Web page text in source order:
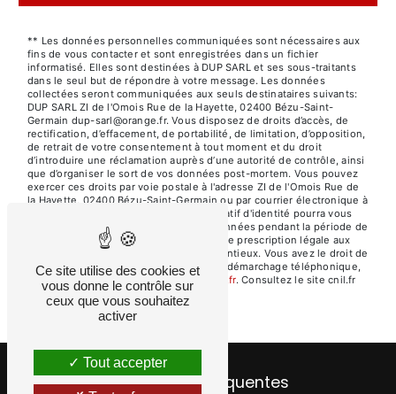
** Les données personnelles communiquées sont nécessaires aux
fins de vous contacter et sont enregistrées dans un fichier
informatisé. Elles sont destinées à DUP SARL et ses sous-traitants
dans le seul but de répondre à votre message. Les données
collectées seront communiquées aux seuls destinataires suivants:
DUP SARL ZI de l'Omois Rue de la Hayette, 02400 Bézu-Saint-
Germain dup-sarl@orange.fr. Vous disposez de droits d’accès, de
rectification, d’effacement, de portabilité, de limitation, d’opposition,
de retrait de votre consentement à tout moment et du droit
d’introduire une réclamation auprès d’une autorité de contrôle, ainsi
que d’organiser le sort de vos données post-mortem. Vous pouvez
exercer ces droits par voie postale à l'adresse ZI de l'Omois Rue de
la Hayette, 02400 Bézu-Saint-Germain ou par courrier électronique à
l'adresse dup-sarl@orange.fr. Un justificatif d'identité pourra vous
être demandé. Nous conservons vos données pendant la période de
prise de contact puis pendant la durée de prescription légale aux
fins probatoires et de gestion des contentieux. Vous avez le droit de
vous inscrire sur la liste d'opposition au démarchage téléphonique,
disponible à cette adresse: Bloctel.gouv.fr. Consultez le site cnil.fr
pour plus d’informations sur vos droits.
Recherches fréquentes
Ce site utilise des cookies et
vous donne le contrôle sur
ceux que vous souhaitez
activer
Tout accepter